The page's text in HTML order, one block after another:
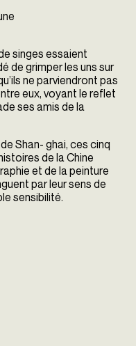
singes essaient
de grimper les uns sur
ne parviendront pas
eux, voyant le reflet
ses amis de la
Shan- ghai, ces cinq
de la Chine
et de la peinture
par leur sens de
sensibilité.